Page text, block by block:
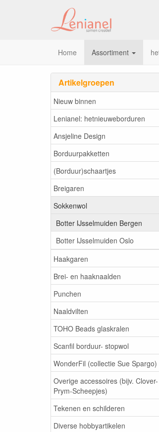
Home Assortiment
Artikelgroepen
Nieuw binnen
Lenianel: hetnieuweborduren
Ansjeline Design
Borduurpakketten
(Borduur)schaartjes
Breigaren
Sokkenwol
Botter IJsselmuiden Bergen
Botter IJsselmuiden Oslo
Haakgaren
Brei- en haaknaalden
Punchen
Naaldvilten
TOHO Beads glaskralen
Scanfil borduur- stopwol
WonderFil (collectie Sue Spargo)
Overige accessoires (bijv. Clover-
Prym-Scheepjes)
Tekenen en schilderen
Diverse hobbyartikelen